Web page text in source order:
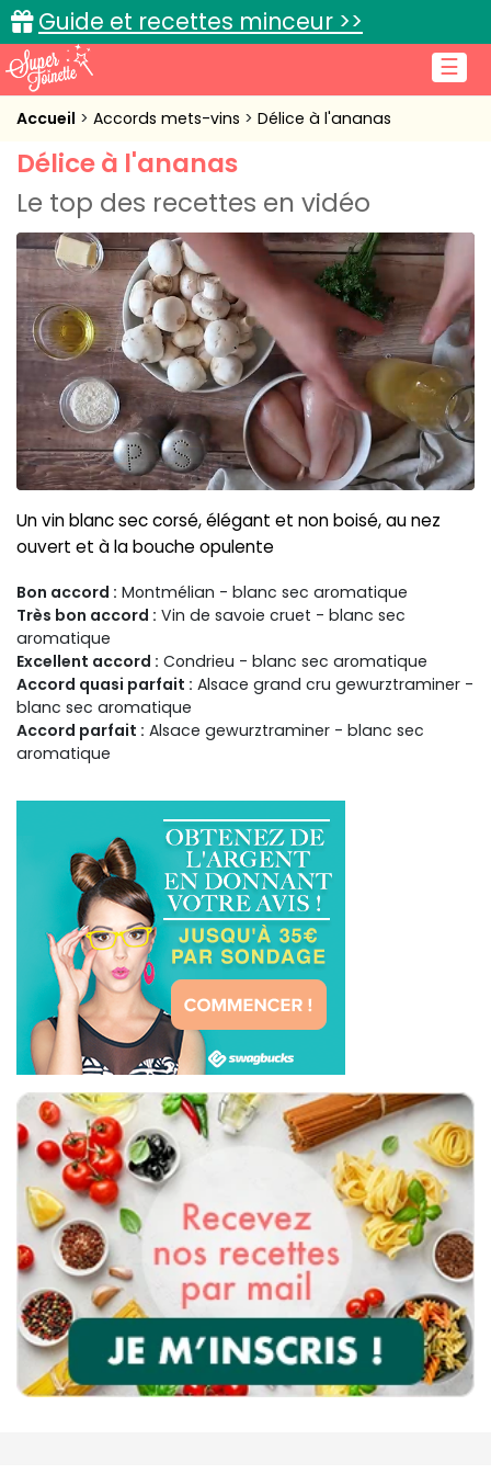
☰
Guide et recettes minceur >>
Accueil
Recettes de cuisine
Cuisine pratique
L'actu cuisine
Connexion
Accueil Accords mets-vins Délice à l'ananas
Délice à l'ananas
Le top des recettes en vidéo
Un vin blanc sec corsé, élégant et non boisé, au nez
ouvert et à la bouche opulente
Bon accord : Montmélian - blanc sec aromatique
Très bon accord : Vin de savoie cruet - blanc sec
aromatique
Excellent accord : Condrieu - blanc sec aromatique
Accord quasi parfait : Alsace grand cru gewurztraminer -
blanc sec aromatique
Accord parfait : Alsace gewurztraminer - blanc sec
aromatique